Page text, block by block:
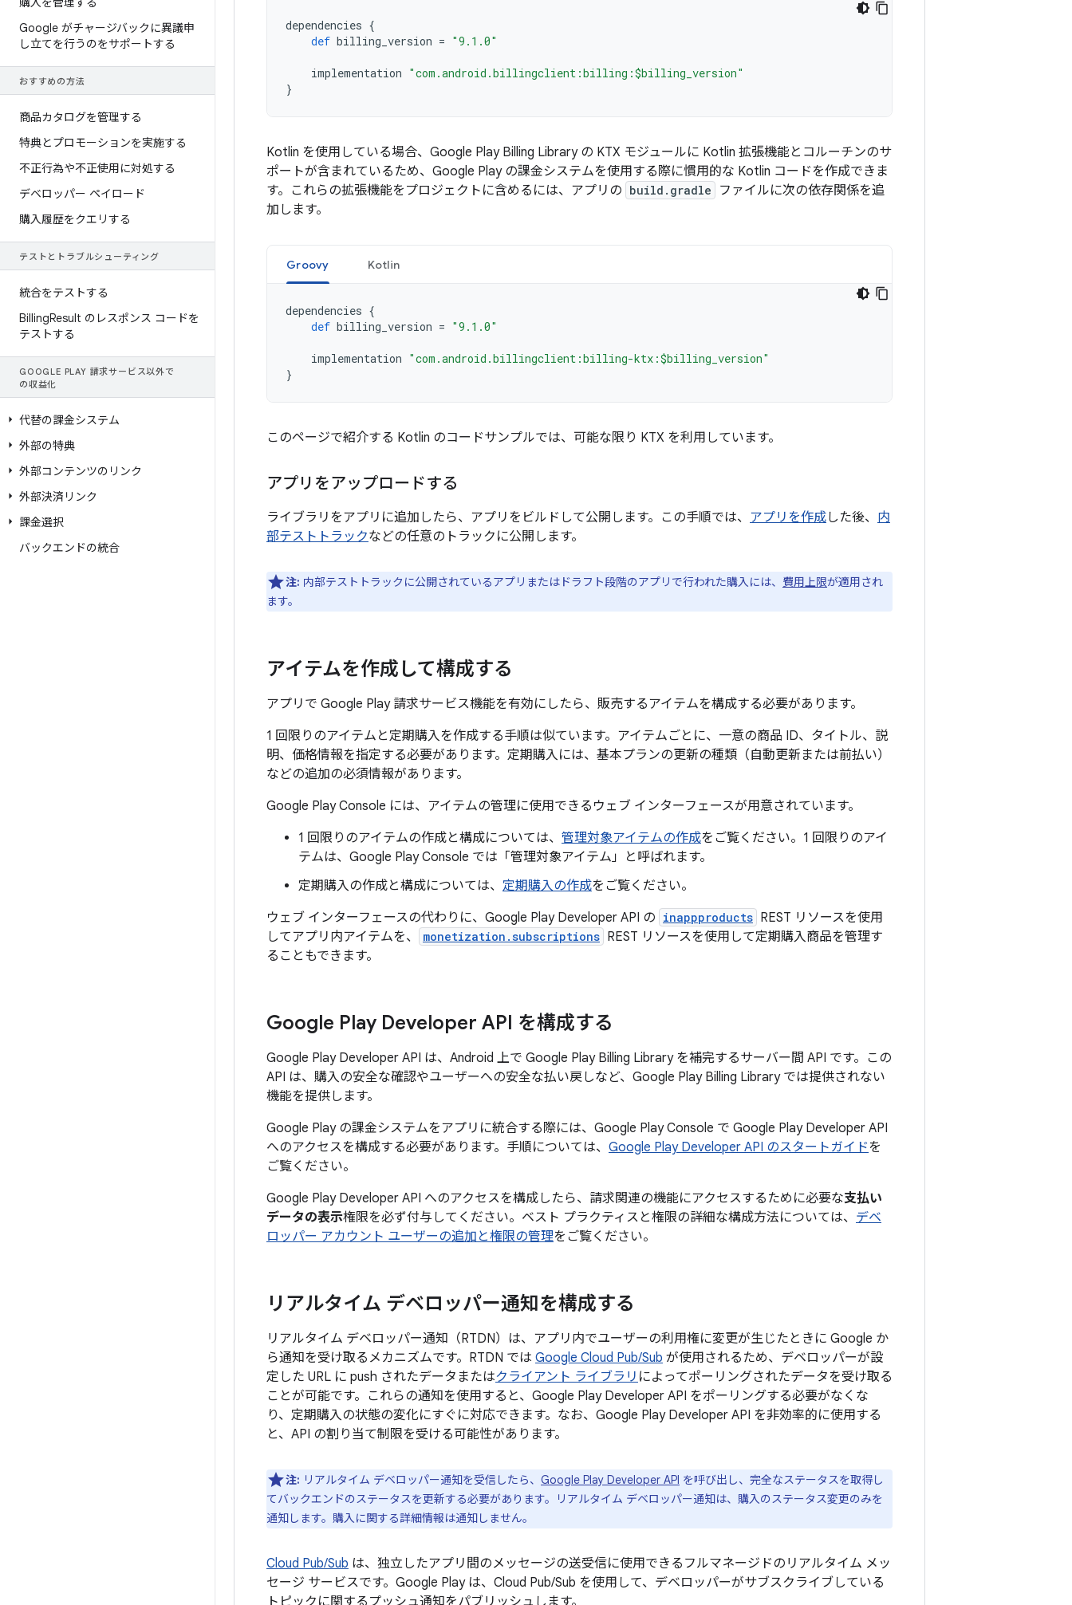
Google がチャージバックに異議申
し立てを行うのをサポートする
おすすめの方法
商品カタログを管理する
特典とプロモーションを実施する
不正行為や不正使用に対処する
デベロッパー ペイロード
購入履歴をクエリする
テストとトラブルシューティング
統合をテストする
BillingResult のレスポンス コードを
テストする
GOOGLE PLAY 請求サービス以外で
の収益化
代替の課金システム
外部の特典
外部コンテンツのリンク
外部決済リンク
課金選択
バックエンドの統合
dependencies {
def billing_version = "9.1.0"
implementation "com.android.billingclient:billing:$billing_version"
}
Kotlin を使用している場合、Google Play Billing Library の KTX モジュールに Kotlin 拡張機能とコルーチンのサ
ポートが含まれているため、Google Play の課金システムを使用する際に慣用的な Kotlin コードを作成できま
す。これらの拡張機能をプロジェクトに含めるには、アプリの build.gradle
ファイルに次の依存関係を追
加します。
Groovy Kotlin
dependencies {
def billing_version = "9.1.0"
implementation "com.android.billingclient:billing-ktx:$billing_version"
}
このページで紹介する Kotlin のコードサンプルでは、可能な限り KTX を利用しています。
アプリをアップロードする
ライブラリをアプリに追加したら、アプリをビルドして公開します。この手順では、 アプリを作成した後、 内
部テストトラックなどの任意のトラックに公開します。
注: 内部テストトラックに公開されているアプリまたはドラフト段階のアプリで行われた購入には、 費用上限が適用され
ます。
アイテムを作成して構成する
アプリで Google Play 請求サービス機能を有効にしたら、販売するアイテムを構成する必要があります。
1 回限りのアイテムと定期購入を作成する手順は似ています。アイテムごとに、一意の商品 ID、タイトル、説
明、価格情報を指定する必要があります。定期購入には、基本プランの更新の種類（自動更新または前払い）
などの追加の必須情報があります。
Google Play Console には、アイテムの管理に使用できるウェブ インターフェースが用意されています。
1 回限りのアイテムの作成と構成については、 管理対象アイテムの作成をご覧ください。1 回限りのアイ
テムは、Google Play Console では「管理対象アイテム」
と呼ばれます。
定期購入の作成と構成については、 定期購入の作成をご覧ください。
ウェブ インターフェースの代わりに、Google Play Developer API の inappproducts REST リソースを使用
してアプリ内アイテムを、
monetization.subscriptions REST リソースを使用して定期購入商品を管理す
ることもできます。
Google Play Developer API を構成する
Google Play Developer API は、Android 上で Google Play Billing Library を補完するサーバー間 API です。この
API は、購入の安全な確認やユーザーへの安全な払い戻しなど、Google Play Billing Library では提供されない
機能を提供します。
Google Play の課金システムをアプリに統合する際には、Google Play Console で Google Play Developer API
へのアクセスを構成する必要があります。手順については、 Google Play Developer API のスタートガイドを
ご覧ください。
Google Play Developer API へのアクセスを構成したら、請求関連の機能にアクセスするために必要な支払い
データの表示権限を必ず付与してください。ベスト プラクティスと権限の詳細な構成方法については、 デベ
ロッパー アカウント ユーザーの追加と権限の管理をご覧ください。
リアルタイム デベロッパー通知を構成する
リアルタイム デベロッパー通知（RTDN）は、アプリ内でユーザーの利用権に変更が生じたときに Google か
ら通知を受け取るメカニズムです。RTDN では Google Cloud Pub/Sub が使用されるため、デベロッパーが設
定した URL に push されたデータまたはクライアント ライブラリ によってポーリングされたデータを受け取る
ことが可能です。これらの通知を使用すると、Google Play Developer API をポーリングする必要がなくな
り、定期購入の状態の変化にすぐに対応できます。なお、Google Play Developer API を非効率的に使用する
と、API の割り当て制限を受ける可能性があります。
注: リアルタイム デベロッパー通知を受信したら、 Google Play Developer API を呼び出し、完全なステータスを取得し
てバックエンドのステータスを更新する必要があります。リアルタイム デベロッパー通知は、購入のステータス変更のみを
通知します。購入に関する詳細情報は通知しません。
Cloud Pub/Sub は、独立したアプリ間のメッセージの送受信に使用できるフルマネージドのリアルタイム メッ
セージ サービスです。Google Play は、Cloud Pub/Sub を使用して、デベロッパーがサブスクライブしている
トピックに関するプッシュ通知をパブリッシュします。